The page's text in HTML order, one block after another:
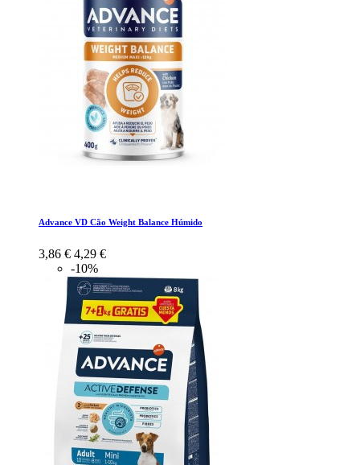
Advance VD Cão Weight Balance Húmido
3,86 € 4,29 €
-10%